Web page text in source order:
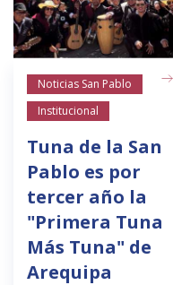
Noticias San Pablo
Institucional
Tuna de la San
Pablo es por
tercer año la
"Primera Tuna
Más Tuna" de
Arequipa